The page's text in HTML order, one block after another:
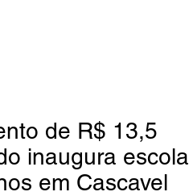
de R$ 13,5
inaugura escola
em Cascavel